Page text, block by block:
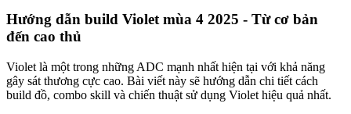
Hướng dẫn build Violet mùa 4 2025 - Từ cơ bản
đến cao thủ
Violet là một trong những ADC mạnh nhất hiện tại với khả năng
gây sát thương cực cao. Bài viết này sẽ hướng dẫn chi tiết cách
build đồ, combo skill và chiến thuật sử dụng Violet hiệu quả nhất.